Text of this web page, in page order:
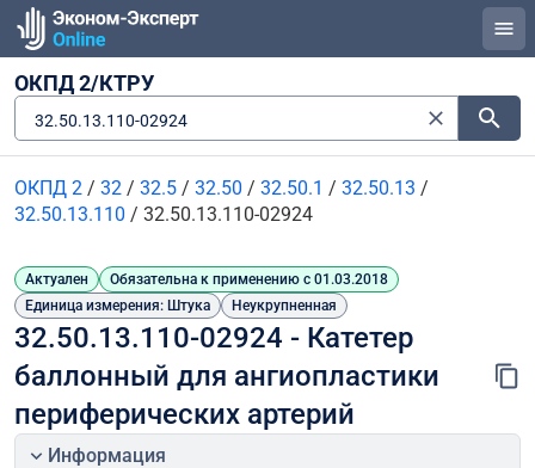
ОКПД 2/КТРУ
32.50.13.110-02924
ОКПД 2 / 32 / 32.5 / 32.50 / 32.50.1 / 32.50.13 /
32.50.13.110 / 32.50.13.110-02924
Актуален
Обязательна к применению с 01.03.2018
Единица измерения: Штука
Неукрупненная
32.50.13.110-02924 - Катетер
баллонный для ангиопластики
периферических артерий
Информация